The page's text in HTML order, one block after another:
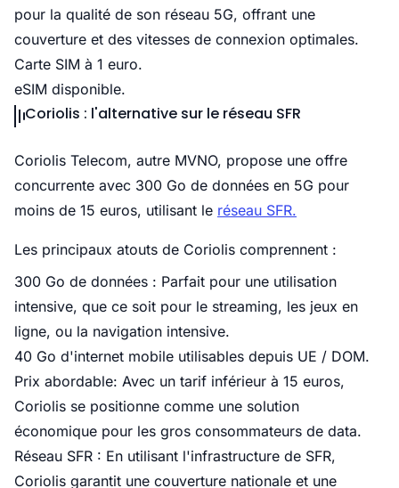
pour la qualité de son réseau 5G, offrant une
couverture et des vitesses de connexion optimales.
Carte SIM à 1 euro.
eSIM disponible.
Coriolis : l'alternative sur le réseau SFR
Coriolis Telecom, autre MVNO, propose une offre
concurrente avec 300 Go de données en 5G pour
moins de 15 euros, utilisant le réseau SFR.
Les principaux atouts de Coriolis comprennent :
300 Go de données : Parfait pour une utilisation
intensive, que ce soit pour le streaming, les jeux en
ligne, ou la navigation intensive.
40 Go d'internet mobile utilisables depuis UE / DOM.
Prix abordable: Avec un tarif inférieur à 15 euros,
Coriolis se positionne comme une solution
économique pour les gros consommateurs de data.
Réseau SFR : En utilisant l'infrastructure de SFR,
Coriolis garantit une couverture nationale et une